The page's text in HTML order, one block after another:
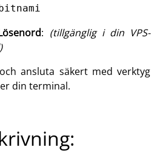
: (tillgänglig i din VPS-
ansluta säkert med verktyg
din terminal.